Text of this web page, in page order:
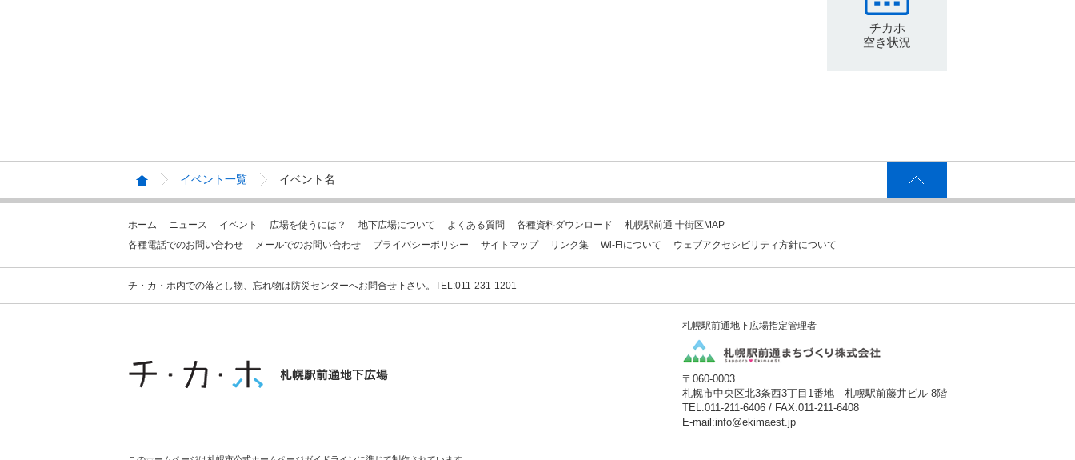
チカホ
空き状況
イベント一覧 イベント名
ホーム ニュース イベント 広場を使うには？ 地下広場について よくある質問 各種資料ダウンロード
札幌駅前通 十街区MAP
各種電話でのお問い合わせ
メールでのお問い合わせ プライバシーポリシー サイトマップ リンク集 Wi-Fiについて ウェブアクセシビリティ方針について
チ・カ・ホ内での落とし物、忘れ物は防災センターへお問合せ下さい。TEL:011-231-1201
札幌駅前通地下広場指定管理者
〒060-0003
札幌市中央区北3条西3丁目1番地 札幌駅前藤井ビル 8階
TEL:011-211-6406 / FAX:011-211-6408
E-mail:info@ekimaest.jp